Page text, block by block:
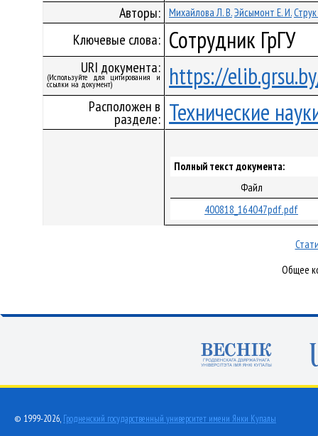
Авторы: Михайлова Л. В.Эйсымонт Е. И.
Ключевые слова: Сотрудник ГрГУ
URI документа:
(Используйте для цитирования и
ссылки на документ) https://
Расположен в
разделе: Технические
Полный текст документа:
Файл
400818_164047pdf.pdf
Общее
© 1999-2026, Гродненский государственный университет имени Янки Купалы